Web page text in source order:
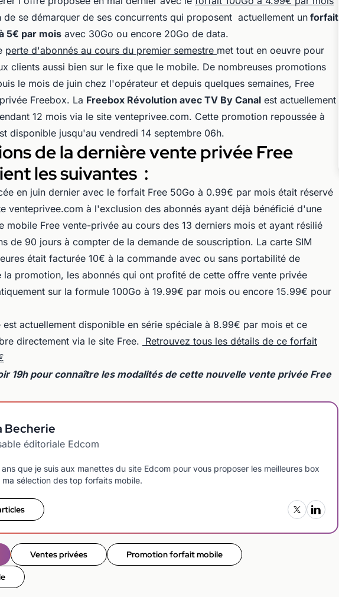
de se démarquer de ses concurrents qui proposent actuellement un forfait
5€ par mois avec 30Go ou encore 20Go de data.
perte d'abonnés au cours du premier semestre met tout en oeuvre pour
clients aussi bien sur le fixe que le mobile. De nombreuses promotions
le mois de juin chez l'opérateur et depuis quelques semaines, Free
Freebox. La Freebox Révolution avec TV By Canal est actuellement
12 mois via le site venteprivee.com. Cette promotion repoussée à
disponible jusqu'au vendredi 14 septembre 06h.
de la dernière vente privée Free
les suivantes :
en juin dernier avec le forfait Free 50Go à 0.99€ par mois était réservé
venteprivee.com à l'exclusion des abonnés ayant déjà bénéficié d'une
mobile Free vente-privée au cours des 13 derniers mois et ayant résilié
de 90 jours à compter de la demande de souscription. La carte SIM
était facturée 10€ à la commande avec ou sans portabilité de
la promotion, les abonnés qui ont profité de cette offre vente privée
sur la formule 100Go à 19.99€ par mois ou encore 15.99€ pour
actuellement disponible en série spéciale à 8.99€ par mois et ce
directement via le site Free.
Retrouvez tous les détails de ce forfait
19h pour connaître les modalités de cette nouvelle vente privée Free
Becherie
éditoriale Edcom
que je suis aux manettes du site Edcom pour vous proposer les meilleures box
sélection des top forfaits mobile.
Ventes privées Promotion forfait mobile